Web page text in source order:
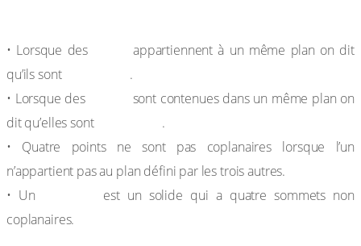
• Lorsque des
appartiennent à un même plan on dit
qu’ils sont
.
• Lorsque des
sont contenues dans un même plan on
dit qu’elles sont
.
• Quatre points ne sont pas coplanaires lorsque l’un
n’appartient pas au plan défini par les trois autres.
• Un
est un solide qui a quatre sommets non
coplanaires.